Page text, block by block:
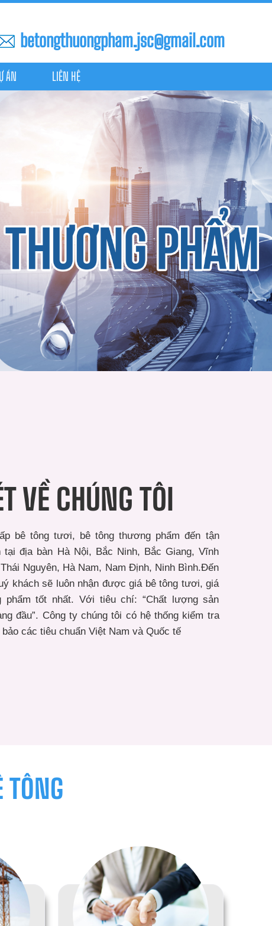
betongthuongpham.jsc@gmail.com
ÁN LIÊN HỆ
VỀ CHÚNG TÔI
bê tông tươi, bê tông thương phẩm đến tận
tại địa bàn Hà Nội, Bắc Ninh, Bắc Giang, Vĩnh
Nguyên, Hà Nam, Nam Định, Ninh Bình.Đến
khách sẽ luôn nhận được giá bê tông tươi, giá
phẩm tốt nhất. Với tiêu chí: “Chất lượng sản
đầu”. Công ty chúng tôi có hệ thống kiểm tra
các tiêu chuẩn Việt Nam và Quốc tế
TÔNG